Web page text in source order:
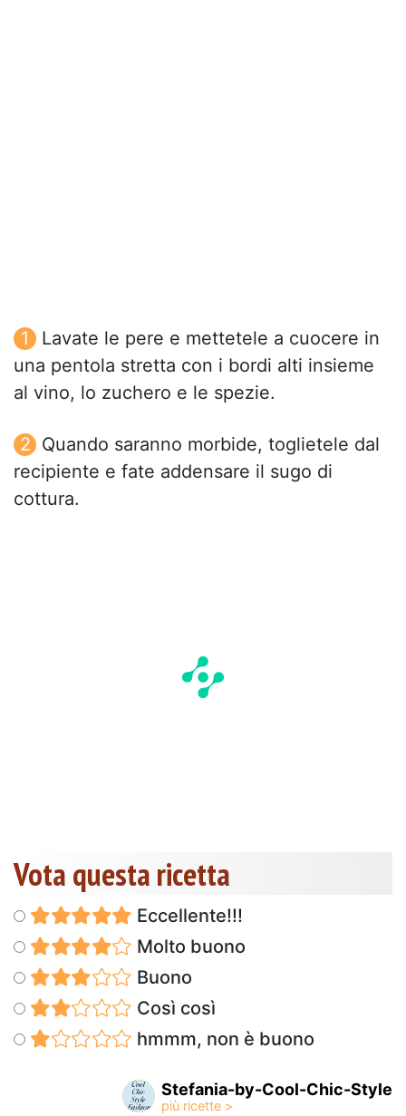
Lavate le pere e mettetele a cuocere in
una pentola stretta con i bordi alti insieme
al vino, lo zuchero e le spezie.
Quando saranno morbide, toglietele dal
recipiente e fate addensare il sugo di
cottura.
Vota questa ricetta
Eccellente!!!
Molto buono
Buono
Così così
hmmm, non è buono
Stefania-by-Cool-Chic-Style